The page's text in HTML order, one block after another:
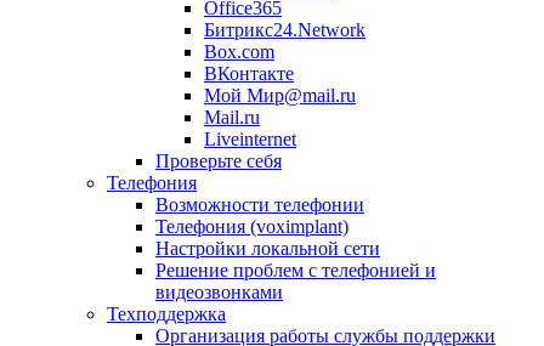
Office365
Битрикс24.Network
Box.com
ВКонтакте
Мой Мир@mail.ru
Mail.ru
Liveinternet
Проверьте себя
Телефония
Возможности телефонии
Телефония (voximplant)
Настройки локальной сети
Решение проблем с телефонией и
видеозвонками
Техподдержка
Организация работы службы поддержки